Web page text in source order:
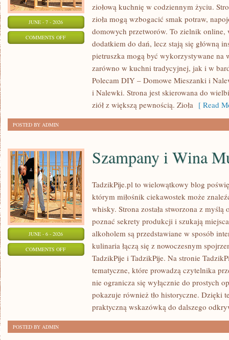
JUNE - 7 - 2026
COMMENTS OFFON
ziołową kuchnię w codziennym życiu.
zioła mogą wzbogacić smak potraw,
domowych przetworów. To zielnik online,
dodatkiem do dań, lecz stają się główną
pietruszka mogą być wykorzystywane na
zarówno w kuchni tradycyjnej, jak i w
Polecam DIY – Domowe Mieszanki i
i Nalewki. Strona jest skierowana do
ziół z większą pewnością. Zioła [ Read
POSTED BY ADMIN
JUNE - 6 - 2026
COMMENTS OFFON
SZAMPANY
Szampany i Wina
TadzikPije.pl to wielowątkowy blog
którym miłośnik ciekawostek może
whisky. Strona została stworzona z
poznać sekrety produkcji i szukają
alkoholem są przedstawiane w sposób
kulinaria łączą się z nowoczesnym
TadzikPije i TadzikPije. Na stronie
tematyczne, które prowadzą czytelnika
nie ogranicza się wyłącznie do prostych
pokazuje również tło historyczne. Dzięki
praktyczną wskazówką do dalszego
POSTED BY ADMIN